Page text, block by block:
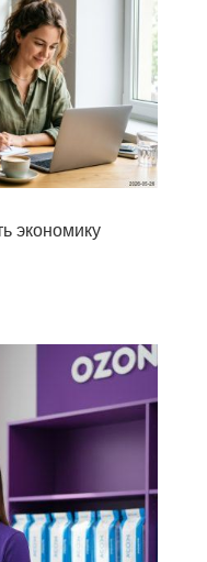
экономику